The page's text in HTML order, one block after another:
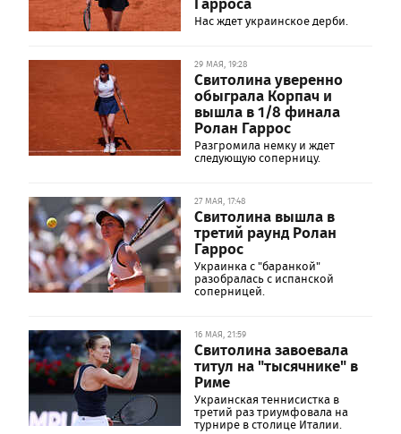
Нас ждет украинское дерби.
29 МАЯ, 19:28
Свитолина уверенно
обыграла Корпач и
вышла в 1/8 финала
Ролан Гаррос
Разгромила немку и ждет
следующую соперницу.
27 МАЯ, 17:48
Свитолина вышла в
третий раунд Ролан
Гаррос
Украинка с "баранкой"
разобралась с испанской
соперницей.
16 МАЯ, 21:59
Свитолина завоевала
титул на "тысячнике" в
Риме
Украинская теннисистка в
третий раз триумфовала на
турнире в столице Италии.